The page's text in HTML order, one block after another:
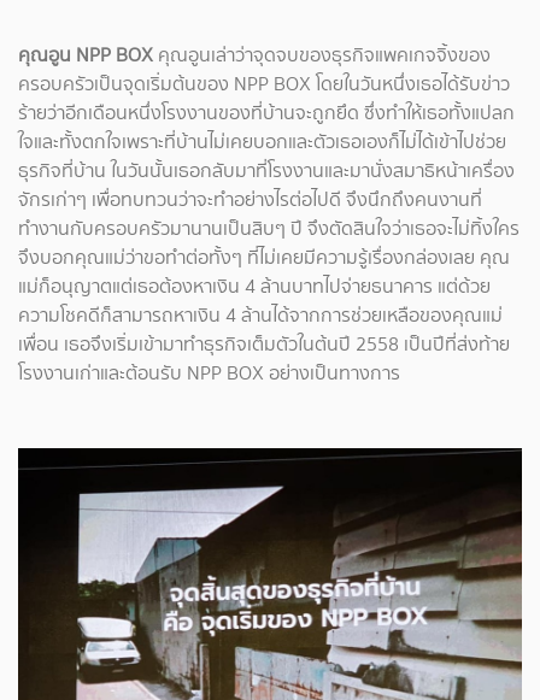
คุณอูน NPP BOX คุณอูนเล่าว่าจุดจบของธุรกิจแพคเกจจิ้งของ
ครอบครัวเป็นจุดเริ่มต้นของ NPP BOX โดยในวันหนึ่งเธอได้รับข่าว
ร้ายว่าอีกเดือนหนึ่งโรงงานของที่บ้านจะถูกยึด ซึ่งทำให้เธอทั้งแปลก
ใจและทั้งตกใจเพราะที่บ้านไม่เคยบอกและตัวเธอเองก็ไม่ได้เข้าไปช่วย
ธุรกิจที่บ้าน ในวันนั้นเธอกลับมาที่โรงงานและมานั่งสมาธิหน้าเครื่อง
จักรเก่าๆ เพื่อทบทวนว่าจะทำอย่างไรต่อไปดี จึงนึกถึงคนงานที่
ทำงานกับครอบครัวมานานเป็นสิบๆ ปี จึงตัดสินใจว่าเธอจะไม่ทิ้งใคร
จึงบอกคุณแม่ว่าขอทำต่อทั้งๆ ที่ไม่เคยมีความรู้เรื่องกล่องเลย คุณ
แม่ก็อนุญาตแต่เธอต้องหาเงิน 4 ล้านบาทไปจ่ายธนาคาร แต่ด้วย
ความโชคดีก็สามารถหาเงิน 4 ล้านได้จากการช่วยเหลือของคุณแม่
เพื่อน เธอจึงเริ่มเข้ามาทำธุรกิจเต็มตัวในต้นปี 2558 เป็นปีที่ส่งท้าย
โรงงานเก่าและต้อนรับ NPP BOX อย่างเป็นทางการ